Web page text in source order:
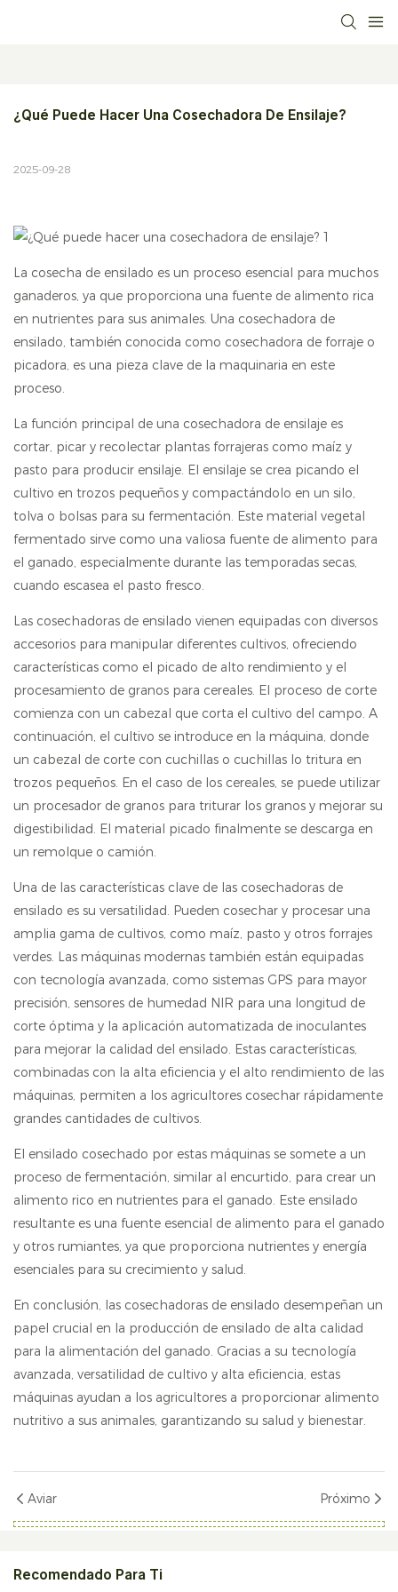
¿Qué Puede Hacer Una Cosechadora De Ensilaje?
2025-09-28
La cosecha de ensilado es un proceso esencial para muchos
ganaderos, ya que proporciona una fuente de alimento rica
en nutrientes para sus animales. Una cosechadora de
ensilado, también conocida como cosechadora de forraje o
picadora, es una pieza clave de la maquinaria en este
proceso.
La función principal de una cosechadora de ensilaje es
cortar, picar y recolectar plantas forrajeras como maíz y
pasto para producir ensilaje. El ensilaje se crea picando el
cultivo en trozos pequeños y compactándolo en un silo,
tolva o bolsas para su fermentación. Este material vegetal
fermentado sirve como una valiosa fuente de alimento para
el ganado, especialmente durante las temporadas secas,
cuando escasea el pasto fresco.
Las cosechadoras de ensilado vienen equipadas con diversos
accesorios para manipular diferentes cultivos, ofreciendo
características como el picado de alto rendimiento y el
procesamiento de granos para cereales. El proceso de corte
comienza con un cabezal que corta el cultivo del campo. A
continuación, el cultivo se introduce en la máquina, donde
un cabezal de corte con cuchillas o cuchillas lo tritura en
trozos pequeños. En el caso de los cereales, se puede utilizar
un procesador de granos para triturar los granos y mejorar su
digestibilidad. El material picado finalmente se descarga en
un remolque o camión.
Una de las características clave de las cosechadoras de
ensilado es su versatilidad. Pueden cosechar y procesar una
amplia gama de cultivos, como maíz, pasto y otros forrajes
verdes. Las máquinas modernas también están equipadas
con tecnología avanzada, como sistemas GPS para mayor
precisión, sensores de humedad NIR para una longitud de
corte óptima y la aplicación automatizada de inoculantes
para mejorar la calidad del ensilado. Estas características,
combinadas con la alta eficiencia y el alto rendimiento de las
máquinas, permiten a los agricultores cosechar rápidamente
grandes cantidades de cultivos.
El ensilado cosechado por estas máquinas se somete a un
proceso de fermentación, similar al encurtido, para crear un
alimento rico en nutrientes para el ganado. Este ensilado
resultante es una fuente esencial de alimento para el ganado
y otros rumiantes, ya que proporciona nutrientes y energía
esenciales para su crecimiento y salud.
En conclusión, las cosechadoras de ensilado desempeñan un
papel crucial en la producción de ensilado de alta calidad
para la alimentación del ganado. Gracias a su tecnología
avanzada, versatilidad de cultivo y alta eficiencia, estas
máquinas ayudan a los agricultores a proporcionar alimento
nutritivo a sus animales, garantizando su salud y bienestar.
Aviar Próximo
Recomendado Para Ti